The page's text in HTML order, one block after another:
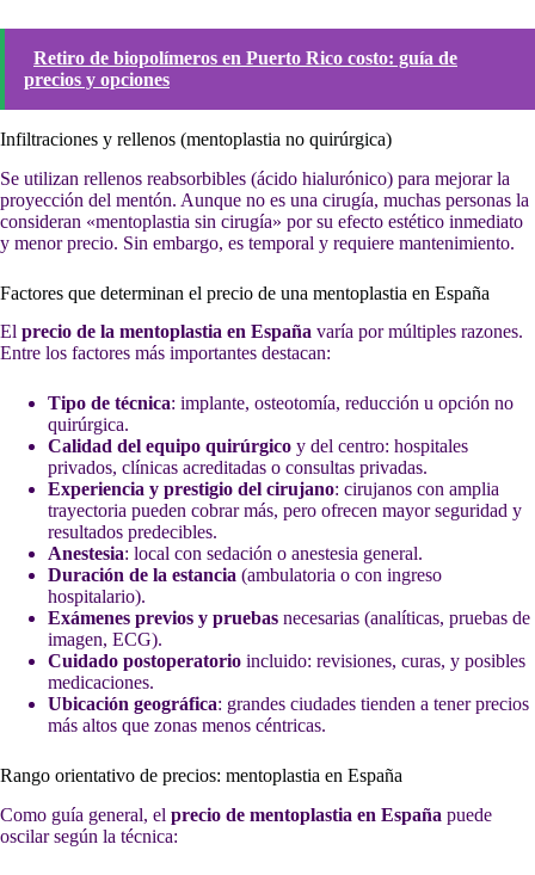
Retiro de biopolímeros en Puerto Rico costo: guía de
precios y opciones
Infiltraciones y rellenos (mentoplastia no quirúrgica)
Se utilizan rellenos reabsorbibles (ácido hialurónico) para mejorar la
proyección del mentón. Aunque no es una cirugía, muchas personas la
consideran «mentoplastia sin cirugía» por su efecto estético inmediato
y menor precio. Sin embargo, es temporal y requiere mantenimiento.
Factores que determinan el precio de una mentoplastia en España
El precio de la mentoplastia en España varía por múltiples razones.
Entre los factores más importantes destacan:
Tipo de técnica: implante, osteotomía, reducción u opción no
quirúrgica.
Calidad del equipo quirúrgico y del centro: hospitales
privados, clínicas acreditadas o consultas privadas.
Experiencia y prestigio del cirujano: cirujanos con amplia
trayectoria pueden cobrar más, pero ofrecen mayor seguridad y
resultados predecibles.
Anestesia: local con sedación o anestesia general.
Duración de la estancia (ambulatoria o con ingreso
hospitalario).
Exámenes previos y pruebas necesarias (analíticas, pruebas de
imagen, ECG).
Cuidado postoperatorio incluido: revisiones, curas, y posibles
medicaciones.
Ubicación geográfica: grandes ciudades tienden a tener precios
más altos que zonas menos céntricas.
Rango orientativo de precios: mentoplastia en España
Como guía general, el precio de mentoplastia en España puede
oscilar según la técnica: